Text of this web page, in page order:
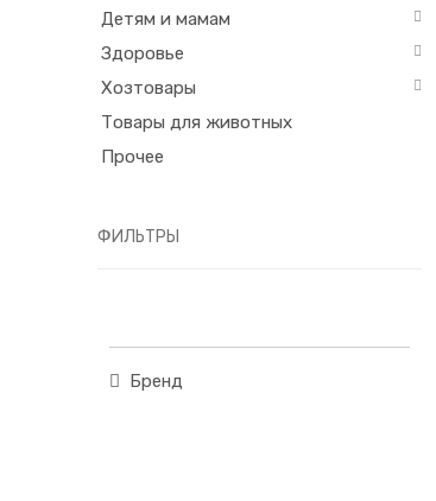
Детям и мамам
Здоровье
Хозтовары
Товары для животных
Прочее
ФИЛЬТРЫ
Бренд